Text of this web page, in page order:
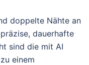
doppelte Nähte an
dauerhafte
sind die mit AI
einem